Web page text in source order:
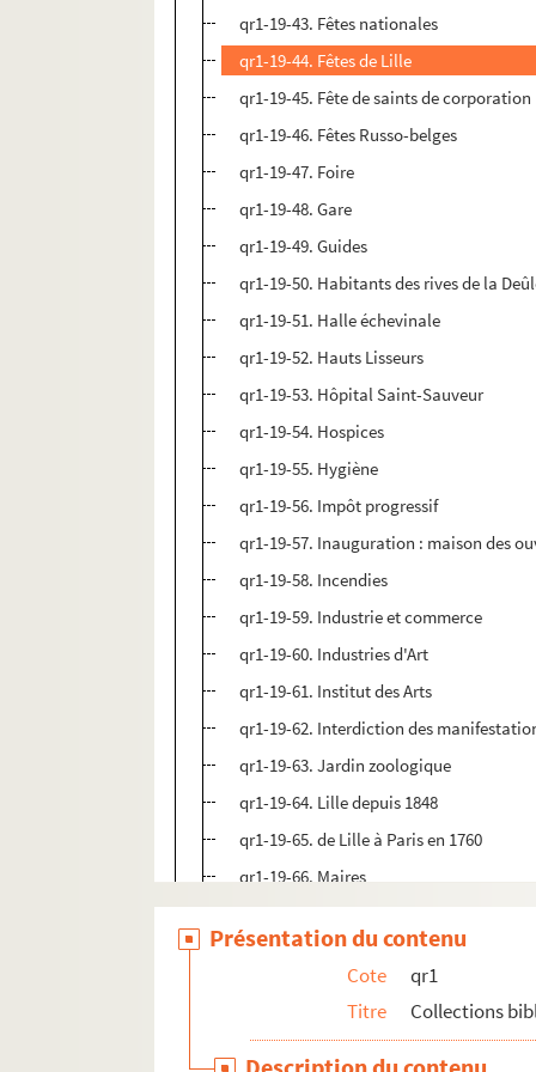
qr1-19-43. Fêtes nationales
qr1-19-44. Fêtes de Lille
qr1-19-45. Fête de saints de corporation
qr1-19-46. Fêtes Russo-belges
qr1-19-47. Foire
qr1-19-48. Gare
qr1-19-49. Guides
qr1-19-50. Habitants des rives de la
qr1-19-51. Halle échevinale
qr1-19-52. Hauts Lisseurs
qr1-19-53. Hôpital Saint-Sauveur
qr1-19-54. Hospices
qr1-19-55. Hygiène
qr1-19-56. Impôt progressif
qr1-19-57. Inauguration : maison des
qr1-19-58. Incendies
qr1-19-59. Industrie et commerce
qr1-19-60. Industries d'Art
qr1-19-61. Institut des Arts
qr1-19-62. Interdiction des
qr1-19-63. Jardin zoologique
qr1-19-64. Lille depuis 1848
qr1-19-65. de Lille à Paris en 1760
qr1-19-66. Maires
qr1-19-67. Mairie
qr1-19-68. Manifestations de 1848
qr1-19-69. Marché au poisson
qr1-19-70. Marché aux chiens
qr1-19-71. Ministre à Lille
Présentation du contenu
Cote
qr1
Titre
Collections